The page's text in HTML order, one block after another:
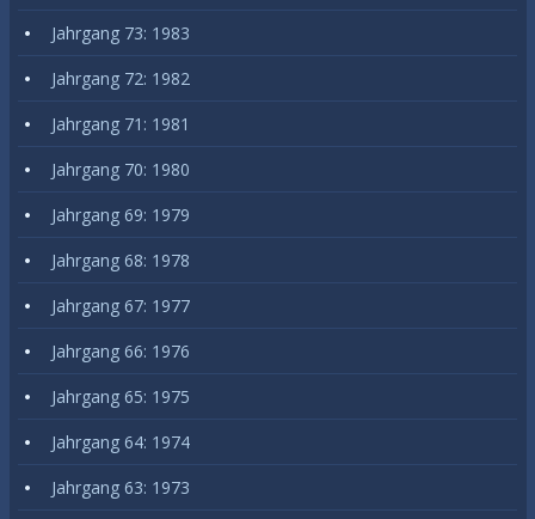
Jahrgang 73: 1983
Jahrgang 72: 1982
Jahrgang 71: 1981
Jahrgang 70: 1980
Jahrgang 69: 1979
Jahrgang 68: 1978
Jahrgang 67: 1977
Jahrgang 66: 1976
Jahrgang 65: 1975
Jahrgang 64: 1974
Jahrgang 63: 1973